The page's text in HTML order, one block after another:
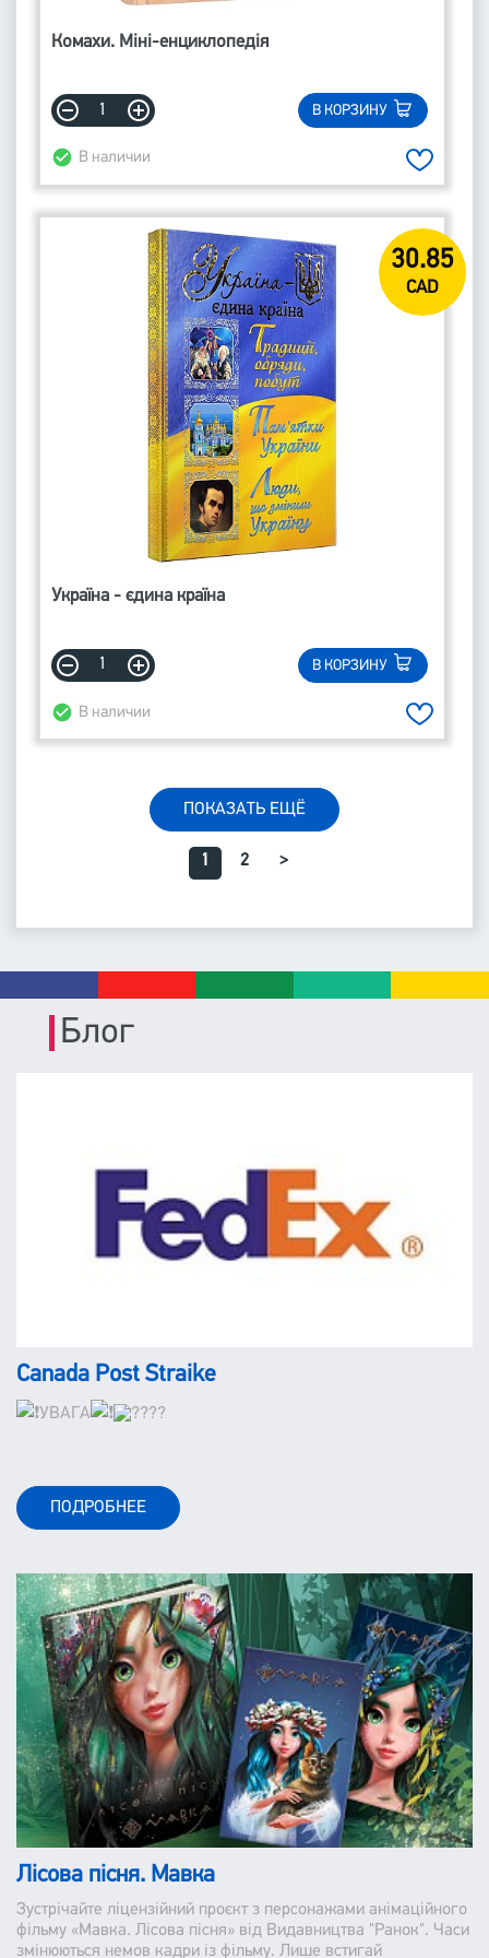
Комахи. Міні-енциклопедія
В КОРЗИНУ
В наличии
30.85
CAD
Україна - єдина країна
В КОРЗИНУ
В наличии
ПОКАЗАТЬ ЕЩЁ
1 2 >
Блог
Canada Post Straike
УВАГА
ПОДРОБНЕЕ
Лісова пісня. Мавка
Зустрічайте ліцензійний проєкт з персонажами анімаційного
фільму «Мавка. Лісова пісня» від Видавництва "Ранок". Часи
змінюються немов кадри із фільму. Лише встигай